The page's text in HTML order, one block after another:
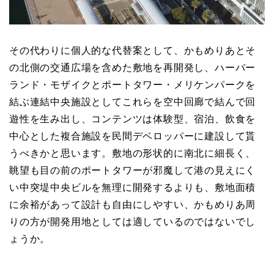
その代わりに個人的な代替案として、かもめりあとそ
の北側の交通広場を含めた敷地を再開発し、ハーバー
ランド・モザイクとポートタワー・メリケンパークを
結ぶ連結中央施設としてこれらを空中回廊で結んで回
遊性を生み出し、コンテンツは体験型、宿泊、飲食を
中心とした複合施設を民間デベロッパーに建設して貰
うべきかと思います。敷地の形状的に南北に細長く、
眺望も目の前のポートタワーが邪魔して港の見えにく
い中突堤中央ビルを無理に開発するよりも、敷地面積
に余裕があって設計も自由にしやすい、かもめりあ周
りの方が開発用地としては適しているのではないでし
ょうか。